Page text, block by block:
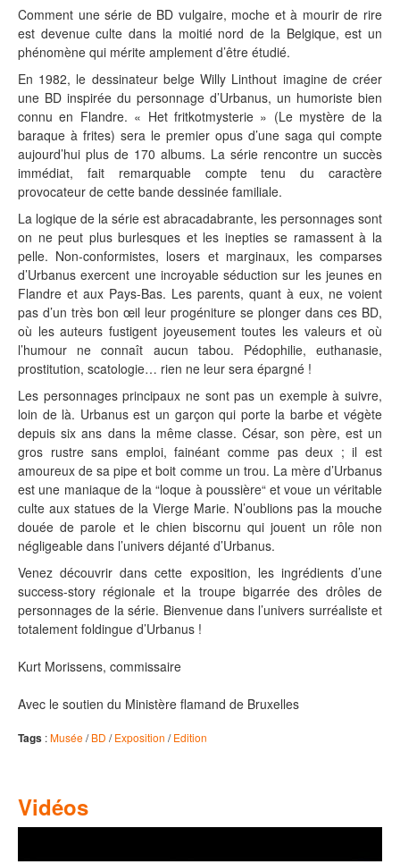
Comment une série de BD vulgaire, moche et à mourir de rire
est devenue culte dans la moitié nord de la Belgique, est un
phénomène qui mérite amplement d’être étudié.
En 1982, le dessinateur belge Willy Linthout imagine de créer
une BD inspirée du personnage d’Urbanus, un humoriste bien
connu en Flandre. « Het fritkotmysterie » (Le mystère de la
baraque à frites) sera le premier opus d’une saga qui compte
aujourd’hui plus de 170 albums. La série rencontre un succès
immédiat, fait remarquable compte tenu du caractère
provocateur de cette bande dessinée familiale.
La logique de la série est abracadabrante, les personnages sont
on ne peut plus burlesques et les inepties se ramassent à la
pelle. Non-conformistes, losers et marginaux, les comparses
d’Urbanus exercent une incroyable séduction sur les jeunes en
Flandre et aux Pays-Bas. Les parents, quant à eux, ne voient
pas d’un très bon œil leur progéniture se plonger dans ces BD,
où les auteurs fustigent joyeusement toutes les valeurs et où
l’humour ne connaît aucun tabou. Pédophilie, euthanasie,
prostitution, scatologie… rien ne leur sera épargné !
Les personnages principaux ne sont pas un exemple à suivre,
loin de là. Urbanus est un garçon qui porte la barbe et végète
depuis six ans dans la même classe. César, son père, est un
gros rustre sans emploi, fainéant comme pas deux ; il est
amoureux de sa pipe et boit comme un trou. La mère d’Urbanus
est une maniaque de la “loque à poussière“ et voue un véritable
culte aux statues de la Vierge Marie. N’oublions pas la mouche
douée de parole et le chien biscornu qui jouent un rôle non
négligeable dans l’univers déjanté d’Urbanus.
Venez découvrir dans cette exposition, les ingrédients d’une
success-story régionale et la troupe bigarrée des drôles de
personnages de la série. Bienvenue dans l’univers surréaliste et
totalement foldingue d’Urbanus !
Kurt Morissens, commissaire
Avec le soutien du Ministère flamand de Bruxelles
Tags :Musée/BD /Exposition /Edition
Vidéos